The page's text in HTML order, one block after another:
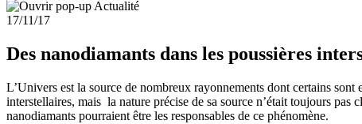
17/11/17
Des nanodiamants dans les poussières
L’Univers est la source de nombreux rayonnements dont certains
interstellaires, mais la nature précise de sa source n’était toujours
nanodiamants pourraient être les responsables de ce phénomène.